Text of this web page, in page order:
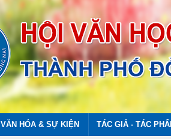
VĂN HÓA & SỰ KIỆN TÁC GIẢ - TÁC